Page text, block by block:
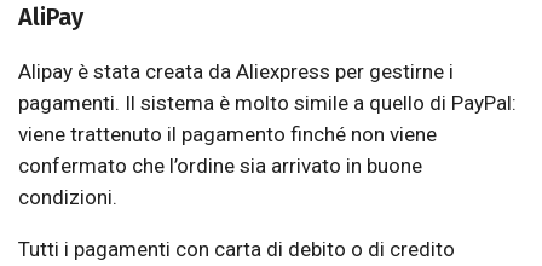
AliPay
Alipay è stata creata da Aliexpress per gestirne i
pagamenti. Il sistema è molto simile a quello di PayPal:
viene trattenuto il pagamento finché non viene
confermato che l’ordine sia arrivato in buone
condizioni.
Tutti i pagamenti con carta di debito o di credito